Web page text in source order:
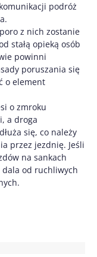
podróż
z nich zostanie
stałą opieką osób
powinni
poruszania się
o element
o zmroku
a droga
się, co należy
przez jezdnię. Jeśli
na sankach
dala od ruchliwych